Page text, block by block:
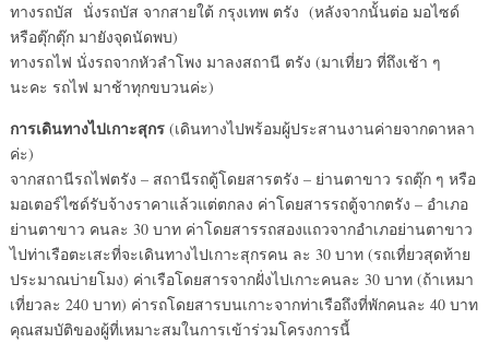
ทางรถบัส นั่งรถบัส จากสายใต้ กรุงเทพ ตรัง (หลังจากนั้นต่อ มอไซด์
หรือตุ๊กตุ๊ก มายังจุดนัดพบ)
ทางรถไฟ นั่งรถจากหัวลำโพง มาลงสถานี ตรัง (มาเที่ยว ที่ถึงเช้า ๆ
นะคะ รถไฟ มาช้าทุกขบวนค่ะ)
การเดินทางไปเกาะสุกร(เดินทางไปพร้อมผู้ประสานงานค่ายจากดาหลา
ค่ะ)
จากสถานีรถไฟตรัง – สถานีรถตู้โดยสารตรัง – ย่านตาขาว รถตุ๊ก ๆ หรือ
มอเตอร์ไซด์รับจ้างราคาแล้วแต่ตกลง ค่าโดยสารรถตู้จากตรัง – อำเภอ
ย่านตาขาว คนละ 30 บาท ค่าโดยสารรถสองแถวจากอำเภอย่านตาขาว
ไปท่าเรือตะเสะที่จะเดินทางไปเกาะสุกรคน ละ 30 บาท (รถเที่ยวสุดท้าย
ประมาณบ่ายโมง) ค่าเรือโดยสารจากฝั่งไปเกาะคนละ 30 บาท (ถ้าเหมา
เที่ยวละ 240 บาท) ค่ารถโดยสารบนเกาะจากท่าเรือถึงที่พักคนละ 40 บาท
คุณสมบัติของผู้ที่เหมาะสมในการเข้าร่วมโครงการนี้